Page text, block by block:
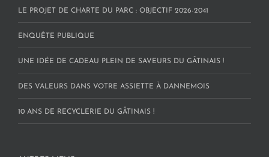
LE PROJET DE CHARTE DU PARC : OBJECTIF 2026-2041
ENQUÊTE PUBLIQUE
UNE IDÉE DE CADEAU PLEIN DE SAVEURS DU GÂTINAIS !
DES VALEURS DANS VOTRE ASSIETTE À DANNEMOIS
10 ANS DE RECYCLERIE DU GÂTINAIS !